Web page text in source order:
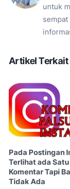
untuk
Artikel Terkait
Pada Postingan
Terlihat ada Satu
Komentar Tapi
Tidak Ada